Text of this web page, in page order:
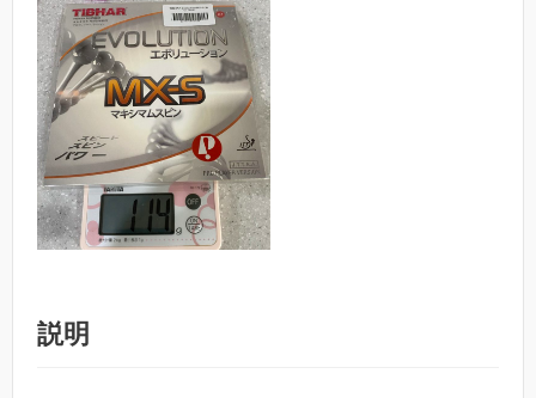
説明